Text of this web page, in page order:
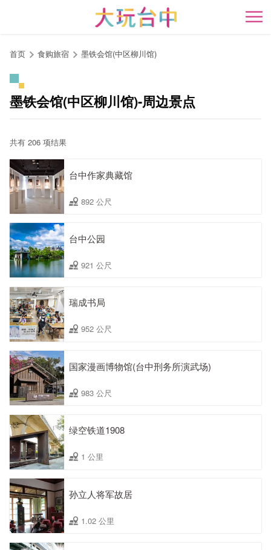
开
首页 食购旅宿 墨铁会馆(中区柳川馆)
墨铁会馆(中区柳川馆)-周边景点
共有 206 项结果
台中作家典藏馆
892 公尺
台中公园
921 公尺
瑞成书局
952 公尺
国家漫画博物馆(台中刑务所演武场)
983 公尺
绿空铁道1908
1 公里
孙立人将军故居
1.02 公里